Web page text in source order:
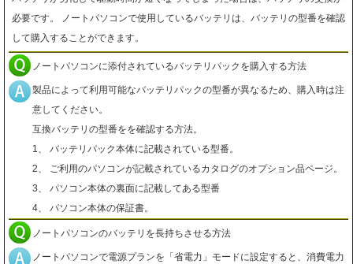
必要です。 ノートパソコンで使用しているバッテリは、バッテリの型番を確認
して購入することができます。
ノートパソコンに添付されているバッテリパックを購入する方法
製品によって利用可能なバッテリパックの型番が異なるため、購入時は注
意してください。
互換バッテリの型番をを確認する方法。
1、 バッテリパック本体に記載されている型番。
2、 ご利用のパソコンが記載されているカタログのオプション品ページ。
3、 パソコン本体の裏面に記載してある型番
4、 パソコン本体の保証書。
ノートパソコンのバッテリを長持ちさせる方法
ノートパソコンで電源プランを「省電力」モードに設定すると、消費電力